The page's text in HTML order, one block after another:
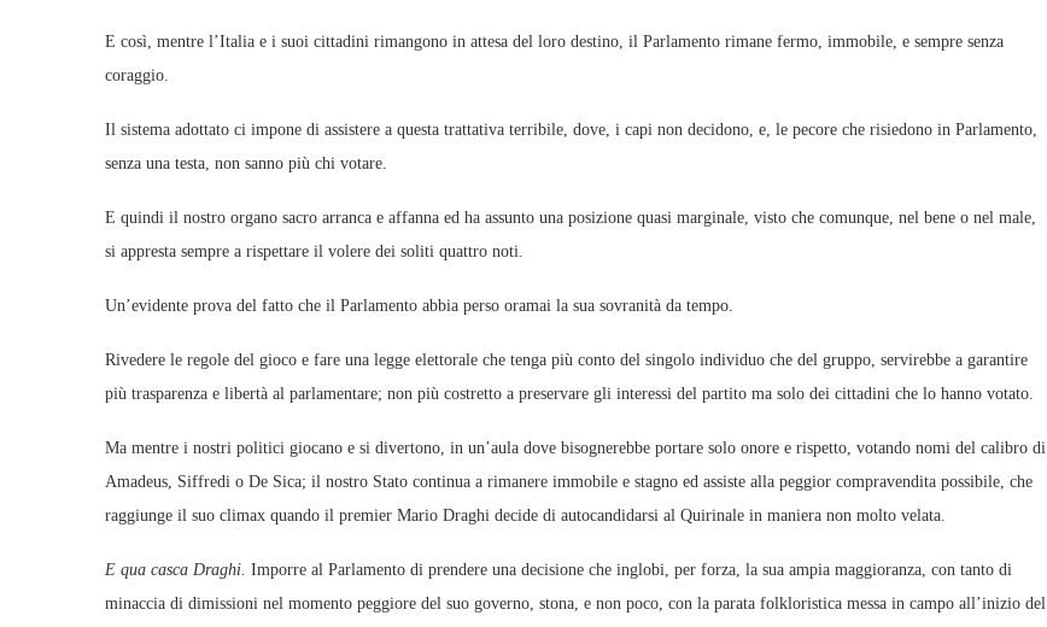
E così, mentre l’Italia e i suoi cittadini rimangono in attesa del loro destino, il Parlamento rimane fermo, immobile, e sempre senza
coraggio.
Il sistema adottato ci impone di assistere a questa trattativa terribile, dove, i capi non decidono, e, le pecore che risiedono in Parlamento,
senza una testa, non sanno più chi votare.
E quindi il nostro organo sacro arranca e affanna ed ha assunto una posizione quasi marginale, visto che comunque, nel bene o nel male,
si appresta sempre a rispettare il volere dei soliti quattro noti.
Un’evidente prova del fatto che il Parlamento abbia perso oramai la sua sovranità da tempo.
Rivedere le regole del gioco e fare una legge elettorale che tenga più conto del singolo individuo che del gruppo, servirebbe a garantire
più trasparenza e libertà al parlamentare; non più costretto a preservare gli interessi del partito ma solo dei cittadini che lo hanno votato.
Ma mentre i nostri politici giocano e si divertono, in un’aula dove bisognerebbe portare solo onore e rispetto, votando nomi del calibro di
Amadeus, Siffredi o De Sica; il nostro Stato continua a rimanere immobile e stagno ed assiste alla peggior compravendita possibile, che
raggiunge il suo climax quando il premier Mario Draghi decide di autocandidarsi al Quirinale in maniera non molto velata.
E qua casca Draghi. Imporre al Parlamento di prendere una decisione che inglobi, per forza, la sua ampia maggioranza, con tanto di
minaccia di dimissioni nel momento peggiore del suo governo, stona, e non poco, con la parata folkloristica messa in campo all’inizio del